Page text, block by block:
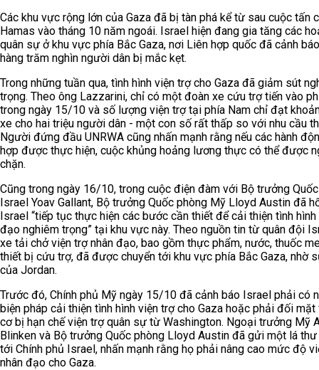
Các khu vực rộng lớn của Gaza đã bị tàn phá kể từ sau cuộc tấn
Hamas vào tháng 10 năm ngoái. Israel hiện đang gia tăng các
quân sự ở khu vực phía Bắc Gaza, nơi Liên hợp quốc đã cảnh
hàng trăm nghìn người dân bị mắc kẹt.
Trong những tuần qua, tình hình viện trợ cho Gaza đã giảm sút
trọng. Theo ông Lazzarini, chỉ có một đoàn xe cứu trợ tiến vào
trong ngày 15/10 và số lượng viện trợ tại phía Nam chỉ đạt
xe cho hai triệu người dân - một con số rất thấp so với nhu cầu
Người đứng đầu UNRWA cũng nhấn mạnh rằng nếu các hành
hợp được thực hiện, cuộc khủng hoảng lương thực có thể được
chặn.
Cũng trong ngày 16/10, trong cuộc điện đàm với Bộ trưởng
Israel Yoav Gallant, Bộ trưởng Quốc phòng Mỹ Lloyd Austin đã
Israel “tiếp tục thực hiện các bước cần thiết để cải thiện tình hình
đạo nghiêm trọng” tại khu vực này. Theo nguồn tin từ quân đội
xe tải chở viện trợ nhân đạo, bao gồm thực phẩm, nước, thuốc
thiết bị cứu trợ, đã được chuyển tới khu vực phía Bắc Gaza, nhờ
của Jordan.
Trước đó, Chính phủ Mỹ ngày 15/10 đã cảnh báo Israel phải có
biện pháp cải thiện tình hình viện trợ cho Gaza hoặc phải đối mặt
cơ bị hạn chế viện trợ quân sự từ Washington. Ngoại trưởng Mỹ
Blinken và Bộ trưởng Quốc phòng Lloyd Austin đã gửi một lá thư
tới Chính phủ Israel, nhấn mạnh rằng họ phải nâng cao mức độ
nhân đạo cho Gaza.